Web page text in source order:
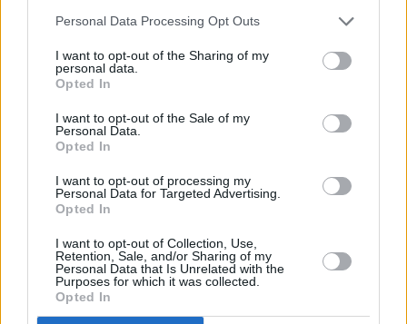
Personal Data Processing Opt Outs
I want to opt-out of the Sharing of my
personal data.
Opted In
I want to opt-out of the Sale of my
Personal Data.
Opted In
I want to opt-out of processing my
Personal Data for Targeted Advertising.
Opted In
I want to opt-out of Collection, Use,
Retention, Sale, and/or Sharing of my
Personal Data that Is Unrelated with the
Purposes for which it was collected.
Opted In